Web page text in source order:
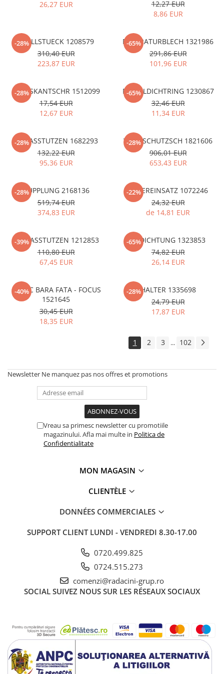
26,27 EUR
12,27 EUR
8,86 EUR
-28%
FUELLSTUECK 1208579
310,40 EUR
223,87 EUR
-65%
REPARATURBLECH 1321986
291,86 EUR
101,96 EUR
-28%
SECHSKANTSCHR 1512099
17,54 EUR
12,67 EUR
-65%
RADIALDICHTRING 1230867
32,46 EUR
11,34 EUR
-28%
EINLASSTUTZEN 1682293
132,22 EUR
95,36 EUR
-28%
WINDSCHUTZSCH 1821606
906,01 EUR
653,43 EUR
-28%KUPPLUNG 2168136
519,74 EUR
374,83 EUR
-22%
FILTEREINSATZ 1072246
24,32 EUR
de 14,81 EUR
-39%
AUSLASSTUTZEN 1212853
110,80 EUR
67,45 EUR
-65%
ABDICHTUNG 1323853
74,82 EUR
26,14 EUR
-40%
CAPAC BARA FATA - FOCUS
1521645
30,45 EUR
18,35 EUR
-28%HALTER 1335698
24,79 EUR
17,87 EUR
1 2 3 ... 102
Newsletter Ne manquez pas nos offres et promotions
Vreau sa primesc newsletter cu promotiile
magazinului. Afla mai multe in Politica de
Confidentialitate
MON MAGASIN
CLIENTÈLE
DONNÉES COMMERCIALES
SUPPORT CLIENT LUNDI - VENDREDI 8.30-17.00
0720.499.825
0724.515.273
comenzi@radacini-grup.ro
SOCIAL SUIVEZ NOUS SUR LES RÉSEAUX SOCIAUX